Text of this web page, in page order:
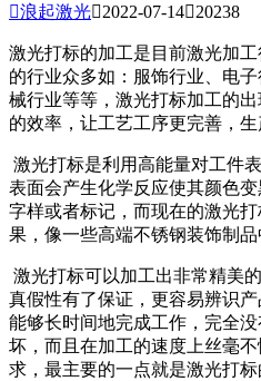
浪起激光2022-07-1420238
激光打标的加工是目前激光加
的行业众多如：服饰行业、电
械行业等等，激光打标加工的
的效率，让工艺工序更完善，生
激光打标是利用高能量对工件
表面会产生化学反应使其颜色
字样或者标记，而现在的激光
果，像一些高端不锈钢装饰制品
激光打标可以加工出非常精美
真假性有了保证，更容易辨识
能够长时间地完成工作，完全
坏，而且在加工的速度上丝毫
求，最主要的一点就是激光打